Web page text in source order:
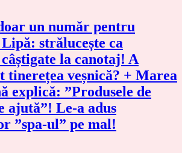
un număr pentru
strălucește ca
la canotaj! A
tinerețea veșnică? + Marea
explică: ”Produsele de
ajută”! Le-a adus
”spa-ul” pe mal!